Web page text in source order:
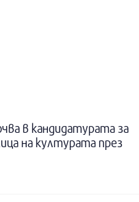
в кандидатурата за
на културата през